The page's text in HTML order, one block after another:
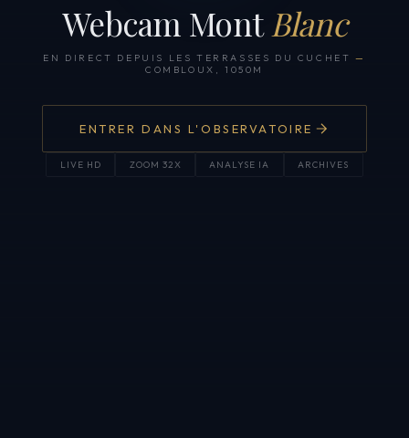
Webcam Mont Blanc
EN DIRECT DEPUIS LES TERRASSES DU CUCHET —
COMBLOUX, 1050M
ENTRER DANS L'OBSERVATOIRE
LIVE HD ZOOM 32X ANALYSE IA ARCHIVES